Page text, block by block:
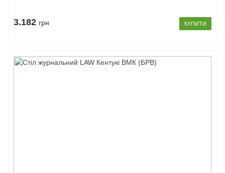
3.182 грн КУПИТИ